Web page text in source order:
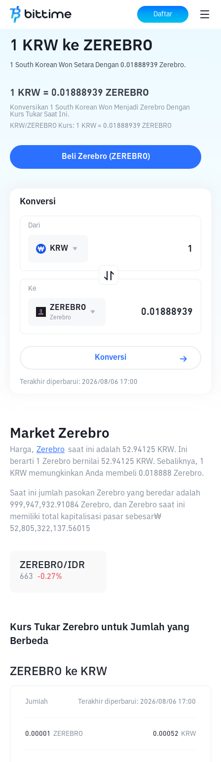
Daftar
Beranda Konverter Kripto ke ZEREBRO
1 KRW ke ZEREBRO
1 South Korean Won Setara Dengan 0.01888939 Zerebro.
1 KRW = 0.01888939 ZEREBRO
Konversikan 1 South Korean Won Menjadi Zerebro Dengan
Kurs Tukar Saat Ini.
KRW/ZEREBRO Kurs: 1 KRW = 0.01888939 ZEREBRO
Beli Zerebro(ZEREBRO)
Konversi
Ke
ZEREBRO
Zerebro
Dari
KRW
Konversi
Terakhir diperbarui: 2026/08/06 17:00
Market Zerebro
Harga, Zerebro saat ini adalah 52.94125 KRW. Ini
berarti 1 Zerebro bernilai 52.94125 KRW. Sebaliknya, 1
KRW memungkinkan Anda membeli 0.018888 Zerebro.
Saat ini jumlah pasokan Zerebro yang beredar adalah
999,947,932.91084 Zerebro, dan Zerebro saat ini
memiliki total kapitalisasi pasar sebesar₩
52,805,322,137.56015
ZEREBRO/IDR
663 -0.27%
Kurs Tukar Zerebro untuk Jumlah yang
Berbeda
ZEREBRO ke KRW
Jumlah Terakhir diperbarui: 2026/08/06 17:00
0.00001 ZEREBRO 0.00052 KRW